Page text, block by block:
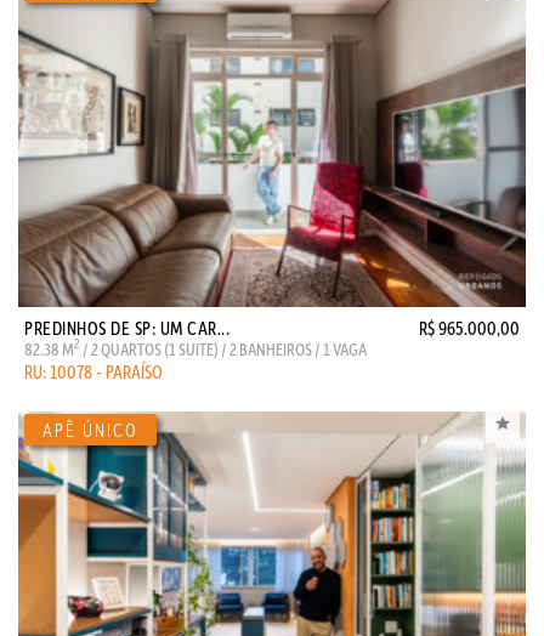
PREDINHOS DE SP: UM CAR... R$ 965.000,00
82.38 M2 / 2 QUARTOS (1 SUITE) / 2 BANHEIROS / 1 VAGA
RU: 10078 - PARAÍSO